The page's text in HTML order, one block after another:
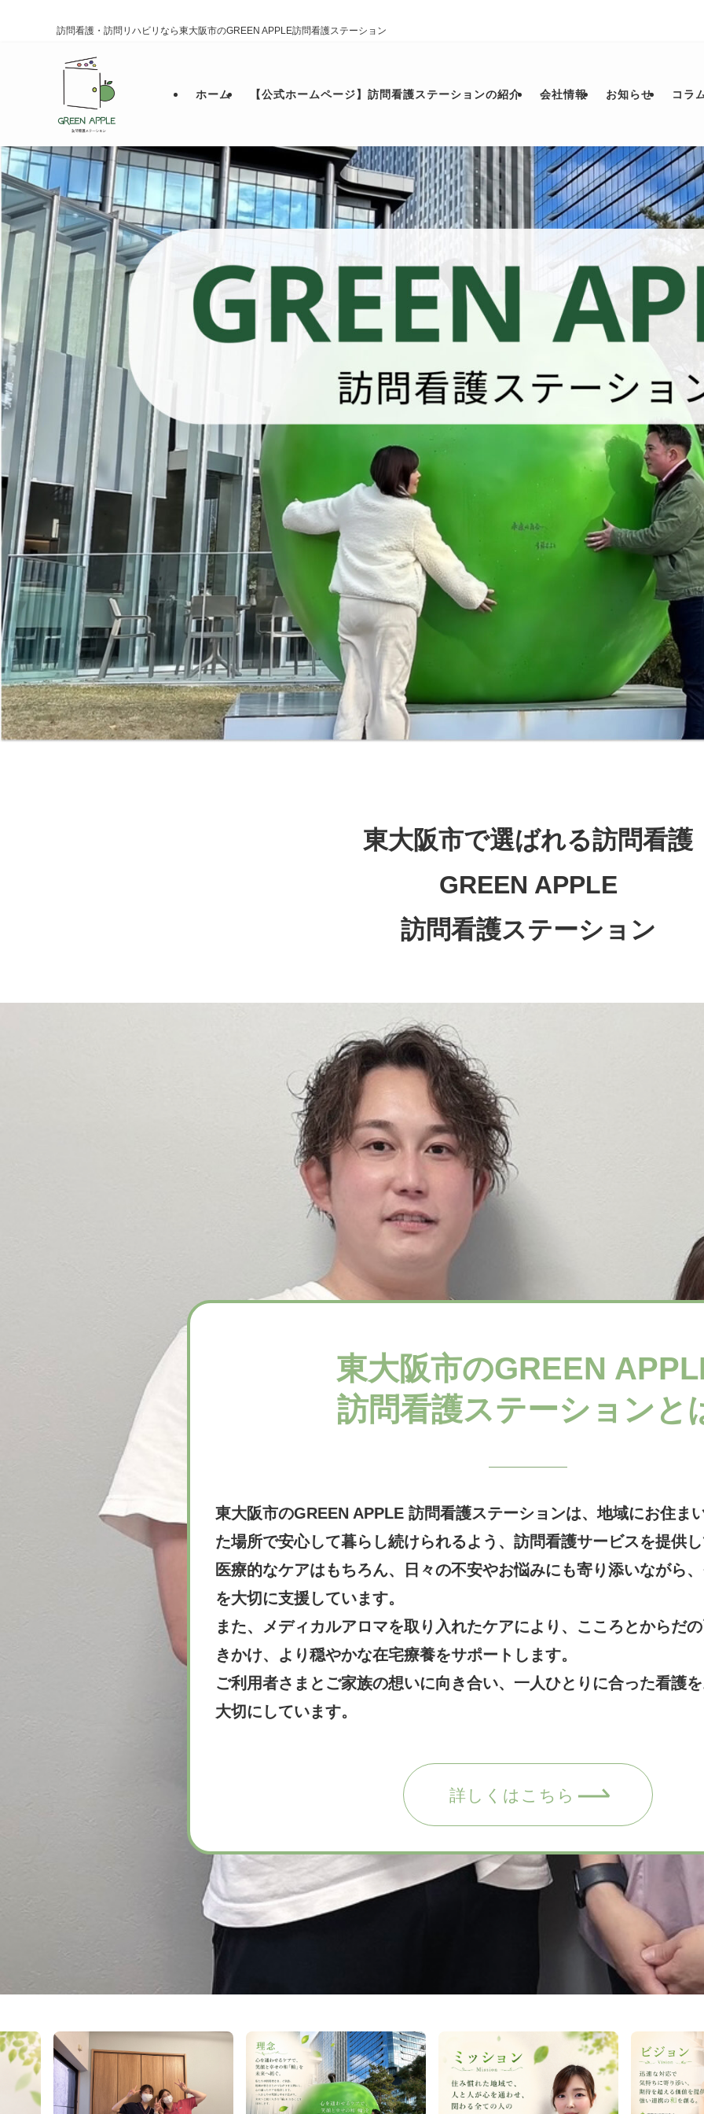
訪問看護・訪問リハビリなら東大阪市のGREEN APPLE訪問看護ステーション
ホーム 【公式ホームページ】訪問看護ステーションの紹介 会社情報 お知らせ コラ
東大阪市で選ばれる訪問看護
GREEN APPLE
訪問看護ステーション
東大阪市のGREEN
訪問看護ステーションと
東大阪市のGREEN APPLE 訪問看護ステーションは、地域にお住ま
た場所で安心して暮らし続けられるよう、訪問看護サービスを提供
医療的なケアはもちろん、日々の不安やお悩みにも寄り添いながら
を大切に支援しています。
また、メディカルアロマを取り入れたケアにより、こころとからだ
きかけ、より穏やかな在宅療養をサポートします。
ご利用者さまとご家族の想いに向き合い、一人ひとりに合った看護
大切にしています。
詳しくはこちら